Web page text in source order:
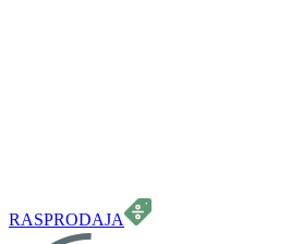
RASPRODAJA